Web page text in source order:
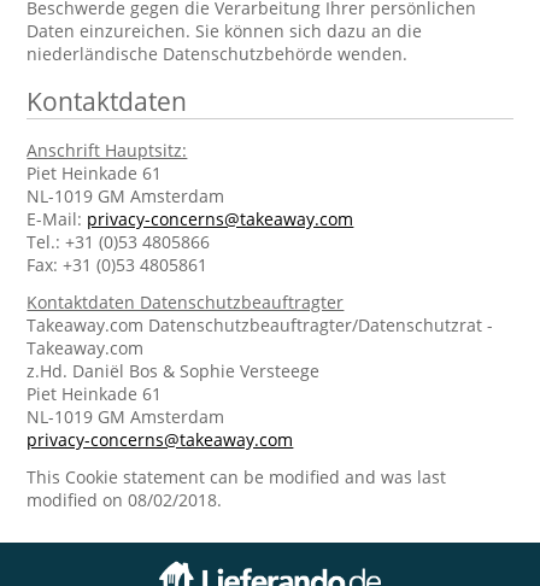
Beschwerde gegen die Verarbeitung Ihrer persönlichen
Daten einzureichen. Sie können sich dazu an die
niederländische Datenschutzbehörde wenden.
Kontaktdaten
Anschrift Hauptsitz:
Piet Heinkade 61
NL-1019 GM Amsterdam
E-Mail: privacy-concerns@takeaway.com
Tel.: +31 (0)53 4805866
Fax: +31 (0)53 4805861
Kontaktdaten Datenschutzbeauftragter
Takeaway.com Datenschutzbeauftragter/Datenschutzrat -
Takeaway.com
z.Hd. Daniël Bos & Sophie Versteege
Piet Heinkade 61
NL-1019 GM Amsterdam
privacy-concerns@takeaway.com
This Cookie statement can be modified and was last
modified on 08/02/2018.